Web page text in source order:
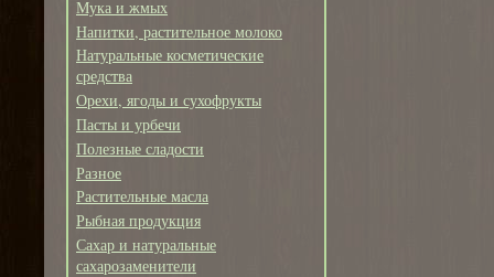
Мука и жмых
Напитки, растительное молоко
Натуральные косметические
средства
Орехи, ягоды и сухофрукты
Пасты и урбечи
Полезные сладости
Разное
Растительные масла
Рыбная продукция
Сахар и натуральные
сахарозаменители